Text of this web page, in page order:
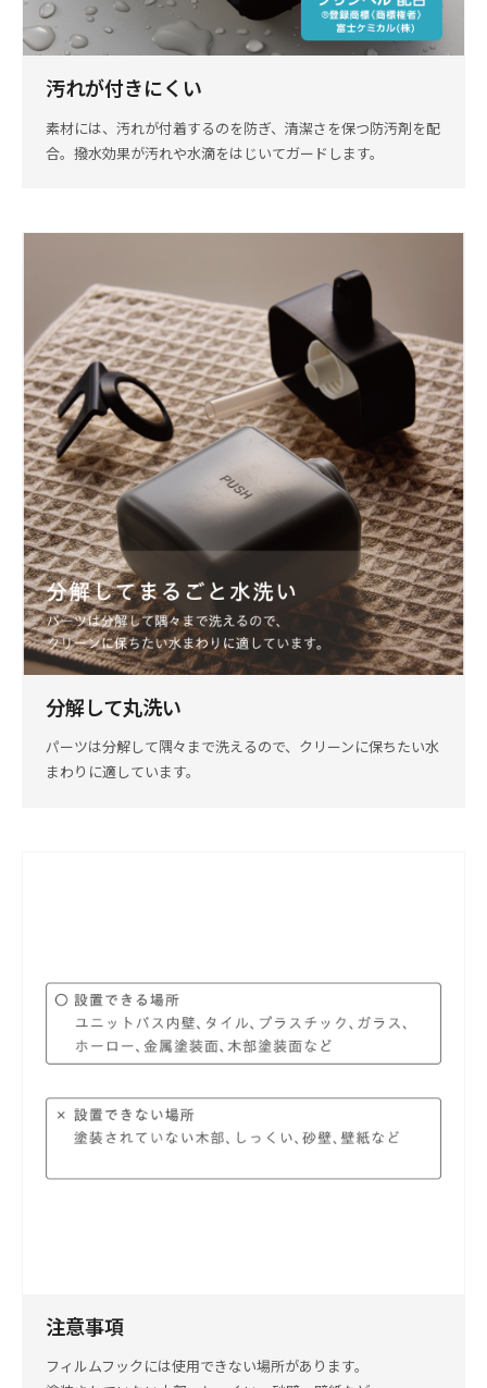
汚れが付きにくい
素材には、汚れが付着するのを防ぎ、清潔さを保つ防汚剤を配
合。撥水効果が汚れや水滴をはじいてガードします。
分解して丸洗い
パーツは分解して隅々まで洗えるので、クリーンに保ちたい水
まわりに適しています。
注意事項
フィルムフックには使用できない場所があります。